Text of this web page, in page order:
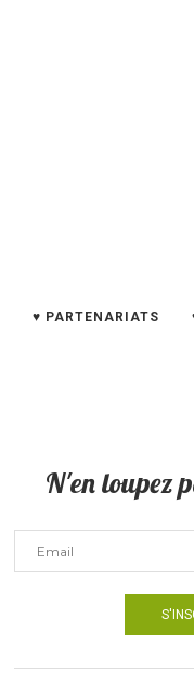
♥ PARTENARIATS
N'en loupez